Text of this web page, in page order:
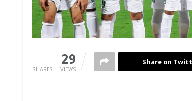
SHARES
29
VIEWS
Share on